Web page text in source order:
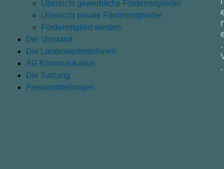
Übersicht gewerbliche Fördermitglieder
Übersicht private Fördermitglieder
Fördermitglied werden
Der Vorstand
Die LandesvertreterInnen
AG Kommunikation
Die Satzung
Pressemitteilungen
.
.